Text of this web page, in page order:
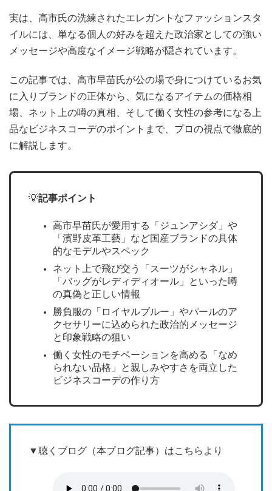
実は、高市氏の洗練されたエレガントなファッションスタ
イルには、単なる個人の好みを超えた政治家としての強い
メッセージや高度なイメージ戦略が隠されています。
この記事では、高市早苗氏が公の場で身につけているお気
に入りブランドの正体から、気になるアイテムの価格相
場、ネット上の噂の真相、そして働く女性の参考になる上
品なビジネスコーデのポイントまで、プロの視点で徹底的
に解説します。
💡記事ポイント
高市早苗氏が愛用する「ジュンアシダ」や
「濱野皮革工藝」など国産ブランドの具体
的なモデルやスペック
ネット上で飛び交う「スーツがシャネル」
「バッグがレディディオール」といった噂
の真偽と正しい情報
勝負服の「ロイヤルブルー」やパールのア
クセサリーに込められた政治的メッセージ
と印象戦略の狙い
働く女性のモチベーションを高める「なめ
られない品格」と親しみやすさを両立した
ビジネスコーデの作り方
▼聴くブログ（本ブログ記事）はこちらより